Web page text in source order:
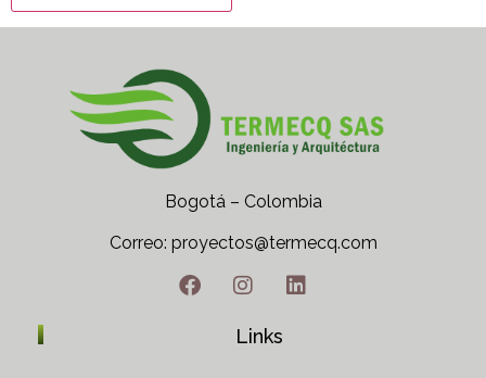
Bogotá – Colombia
Correo: proyectos@termecq.com
Tel: (+57) 312 483 6792
Links